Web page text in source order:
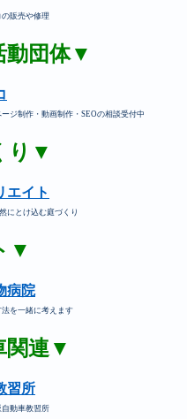
販売や修理
動団体▼
ジ制作・動画制作・SEOの相談受付中
り▼
エイト
にとけ込む庭づくり
▼
病院
を一緒に考えます
関連▼
習所
動車教習所